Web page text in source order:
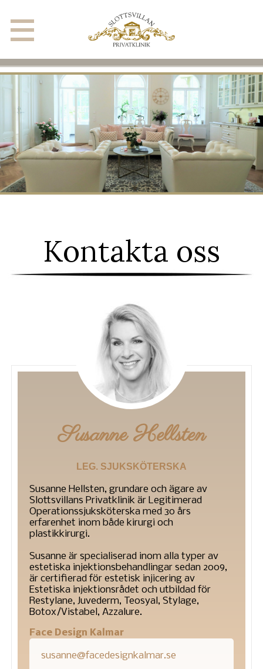
Kontakta oss
Susanne Hellsten
LEG. SJUKSKÖTERSKA
Susanne Hellsten, grundare och ägare av
Slottsvillans Privatklinik är Legitimerad
Operationssjuksköterska med 30 års
erfarenhet inom både kirurgi och
plastikkirurgi.
Susanne är specialiserad inom alla typer av
estetiska injektionsbehandlingar sedan 2009,
är certifierad för estetisk injicering av
Estetiska injektionsrådet och utbildad för
Restylane, Juvederm, Teosyal, Stylage,
Botox/Vistabel, Azzalure.
Face Design Kalmar
susanne@facedesignkalmar.se